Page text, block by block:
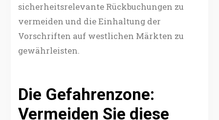
sicherheitsrelevante Rückbuchungen zu
vermeiden und die Einhaltung der
Vorschriften auf westlichen Märkten zu
gewährleisten.
Die Gefahrenzone:
Vermeiden Sie diese